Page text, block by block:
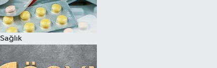
Sağlık